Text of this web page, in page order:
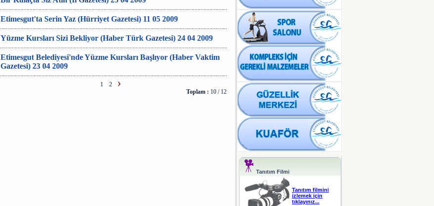
Etimesgut'ta Serin Yaz (Hürriyet Gazetesi) 11 05 2009
Yüzme Kursları Sizi Bekliyor (Haber Türk Gazetesi) 24 04 2009
Etimesgut Belediyesi'nde Yüzme Kursları Başlıyor (Haber Vaktim
Gazetesi) 23 04 2009
1
2
Toplam : 10 / 12
Tanıtım Filmi
Tanıtım filmini
izlemek için
tıklayınız...